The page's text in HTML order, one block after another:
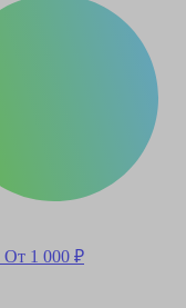
От 1 000 ₽